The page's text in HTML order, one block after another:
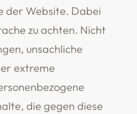
der Website. Dabei
zu achten. Nicht
unsachliche
extreme
die gegen diese